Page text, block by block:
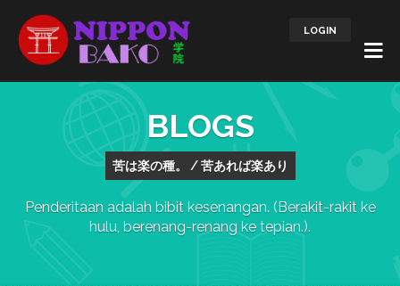
LOGIN
BLOGS
苦は楽の種。 / 苦あれば楽あり
Penderitaan adalah bibit kesenangan. (Berakit-rakit ke
hulu, berenang-renang ke tepian.).